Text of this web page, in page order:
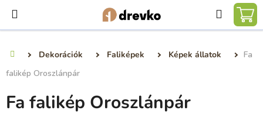
fő
Dekorációk Faliképek Képek állatok
Fa
falikép Oroszlánpár
Fa falikép Oroszlánpár